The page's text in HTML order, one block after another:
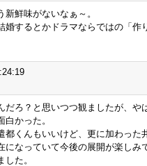
鮮味がないなぁ～。
婚するとかドラマならではの「作
だろ？と思いつつ観ましたが、や
白かった。
都くんもいいけど、更に加わった
になっていて今後の展開が楽しみ
た。